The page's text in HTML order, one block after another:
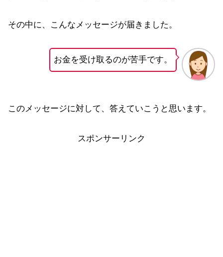
その中に、こんなメッセージが届きました。
お金を受け取るのが苦手です。
このメッセージに対して、答えていこうと思います。
スポンサーリンク